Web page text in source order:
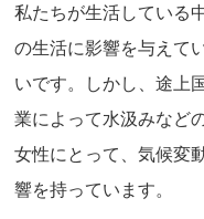
私たちが生活している
の生活に影響を与えて
いです。しかし、途上
業によって水汲みなど
女性にとって、気候変
響を持っています。